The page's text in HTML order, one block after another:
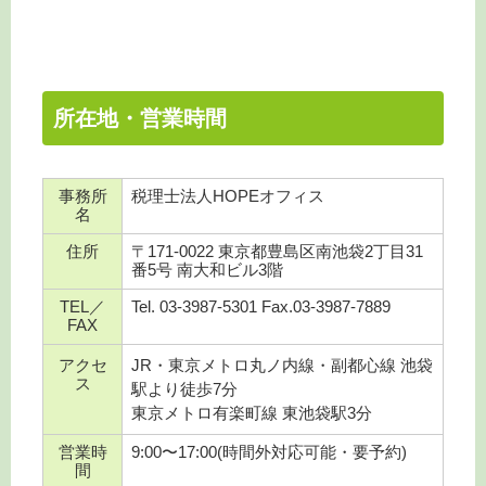
所在地・営業時間
事務所
名
税理士法人HOPEオフィス
住所
〒171-0022 東京都豊島区南池袋2丁目31
番5号 南大和ビル3階
TEL／
FAX
Tel. 03-3987-5301 Fax.03-3987-7889
アクセ
ス
JR・東京メトロ丸ノ内線・副都心線 池袋
駅より徒歩7分
東京メトロ有楽町線 東池袋駅3分
営業時
間
9:00〜17:00(時間外対応可能・要予約)